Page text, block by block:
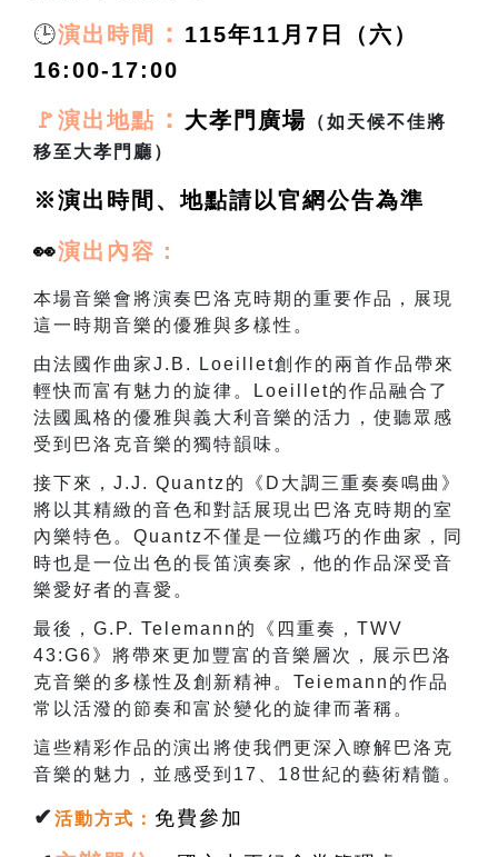
🕒演出時間 ： 115年11月7日（六）
16:00-17:00
🚩演出地點 ： 大孝門廣場 （如天候不佳將
移至大孝門廳）
※演出時間、地點請以官網公告為準
👀演出 內容：
本場音樂會將演奏巴洛克時期的重要作品，展現
這一時期音樂的優雅與多樣性。
由法國作曲家J.B. Loeillet創作的兩首作品帶來
輕快而富有魅力的旋律。
Loeillet的作品融合了
法國風格的優雅與義大利音樂的活力，使聽眾感
受到巴洛克音樂的獨特韻味。
接下來， J.J. Quantz 的《 D 大調三重奏奏鳴曲》
將以其精緻的音色和對話展現出巴洛克時期的室
內樂特色。 Quantz不僅是一位纖巧的作曲家，同
時也是一位出色的長笛演奏家，他的作品深受音
樂愛好者的喜愛。
最後， G.P. Telemann 的《四重奏， TWV
43:G6》將帶來更加豐富的音樂層次，展示巴洛
克音樂的多樣性及創新精神。 Teiemann 的作品
常以活潑的節奏和富於變化的旋律而著稱。
這些精彩作品的演出將使我們更深入瞭解巴洛克
音樂的魅力，並感受到 17 18世紀的藝術精髓。
✔活動方式 ： 免費參加